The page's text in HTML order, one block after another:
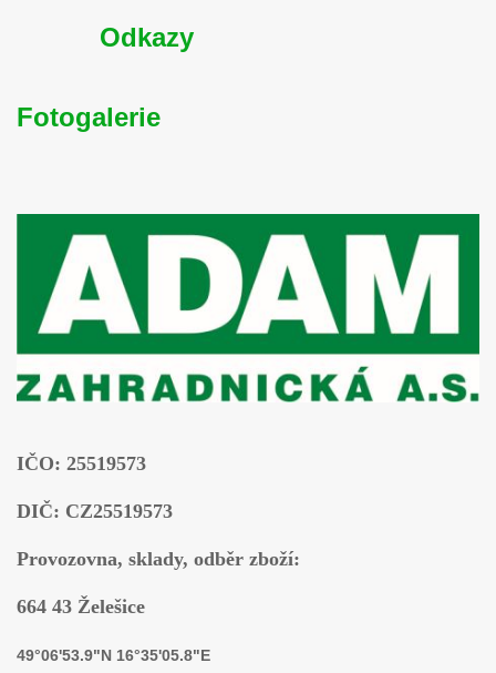
Odkazy
Fotogalerie
IČO: 25519573
DIČ: CZ25519573
Provozovna, sklady, odběr zboží:
664 43 Želešice
49°06'53.9"N 16°35'05.8"E